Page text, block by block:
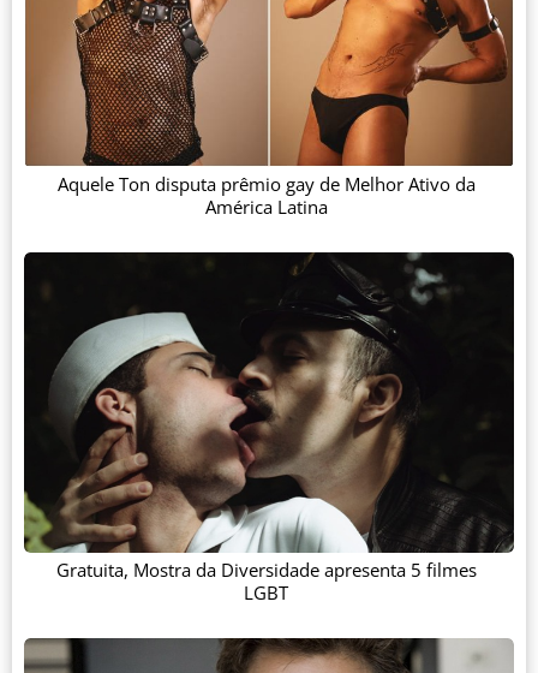
Aquele Ton disputa prêmio gay de Melhor Ativo da
América Latina
Gratuita, Mostra da Diversidade apresenta 5 filmes
LGBT